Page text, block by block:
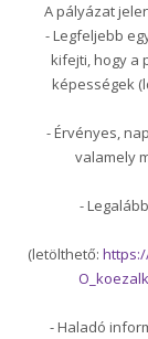
A pályázat
- Legfeljebb
kifejti, hogy a
képességek
- Érvényes,
valamely
-
(letölthető:
- Haladó